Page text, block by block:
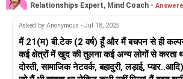
सके और आपको प्रेरित भी कर सके
- छोटी-छोटी जीत का जश्न मनाएँ और अपनी हार का
जब तक आप कहीं से शुरुआत नहीं करते, आप नहीं
बदलने के साथ-साथ, खुद से सबसे ज़रूरी सवाल भी
मैं अपने आप में क्या बदलाव चाहता हूँ और वे कौन सी
Relationships Expert, Mind Coach -
Asked by Anonymous - Jul 18, 2025
मैं 21(म) बी.टेक (2 वर्ष) हूँ और मैं बचपन से ही
कई क्षेत्रों में खुद की तुलना कई अन्य लोगों से करता
दोस्ती, सामाजिक नेटवर्क, बहादुरी, लड़ाई,